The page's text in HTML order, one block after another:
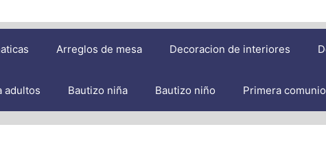
Arreglos de mesa Decoracion de interiores
adultos Bautizo niña Bautizo niño Primera